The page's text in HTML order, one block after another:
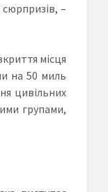
–
місця
на 50 миль
цивільних
групами,